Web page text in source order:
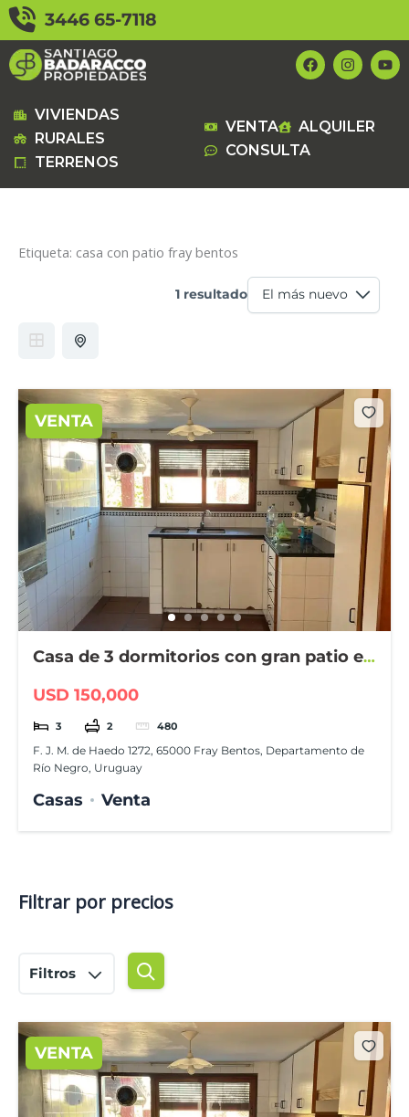
contenido
3446 65-7118
F
a
c
o
k
I
n
s
g
Y
o
u
VIVIENDAS
RURALES
TERRENOS
VENTA
ALQUILER
CONSULTA
Etiqueta: casa con patio fray bentos
1 resultado
VENTA
Casa de 3 dormitorios con gran patio en
USD 150,000
3 2 480
F. J. M. de Haedo 1272, 65000 Fray Bentos, Departamento de
Río Negro, Uruguay
Casas Venta
Filtrar por precios
Filtros
VENTA